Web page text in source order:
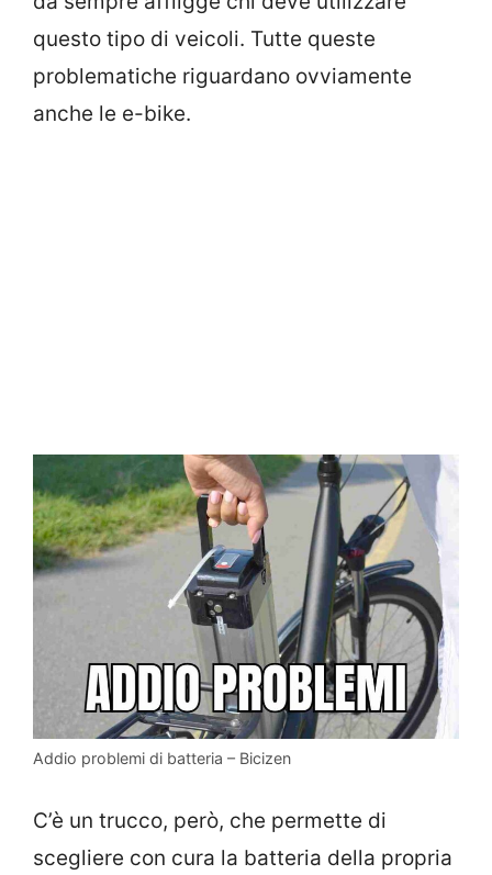
questo tipo di veicoli. Tutte queste
problematiche riguardano ovviamente
anche le e-bike.
Addio problemi di batteria – Bicizen
C’è un trucco, però, che permette di
scegliere con cura la batteria della propria